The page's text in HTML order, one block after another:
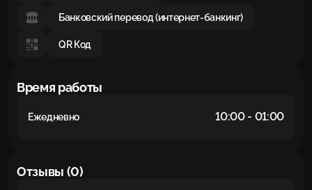
Банковский перевод (интернет-банкинг)
QR Код
Время работы
Ежедневно 10:00 - 01:00
Отзывы (0)